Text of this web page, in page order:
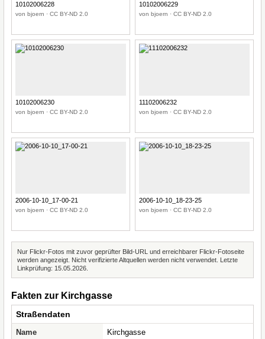
10102006228
von bjoern · CC BY-ND 2.0
10102006229
von bjoern · CC BY-ND 2.0
10102006230
von bjoern · CC BY-ND 2.0
11102006232
von bjoern · CC BY-ND 2.0
2006-10-10_17-00-21
von bjoern · CC BY-ND 2.0
2006-10-10_18-23-25
von bjoern · CC BY-ND 2.0
Nur Flickr-Fotos mit zuvor geprüfter Bild-URL und erreichbarer Flickr-Fotoseite
werden angezeigt. Nicht verifizierte Altquellen werden nicht verwendet. Letzte
Linkprüfung: 15.05.2026.
Fakten zur Kirchgasse
Straßendaten
Name
Kirchgasse